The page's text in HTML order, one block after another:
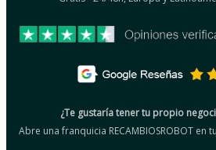
¿Te gustaría tener tu propio
Abre una franquicia RECAMBIOSROBOT en